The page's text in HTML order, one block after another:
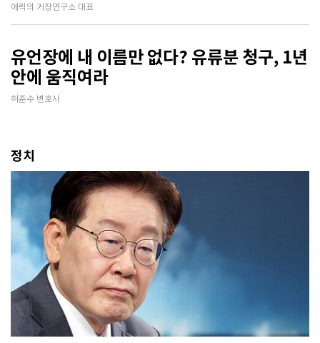
에릭의 거장연구소 대표
유언장에 내 이름만 없다? 유류분 청구, 1년
안에 움직여라
허준수 변호사
정치